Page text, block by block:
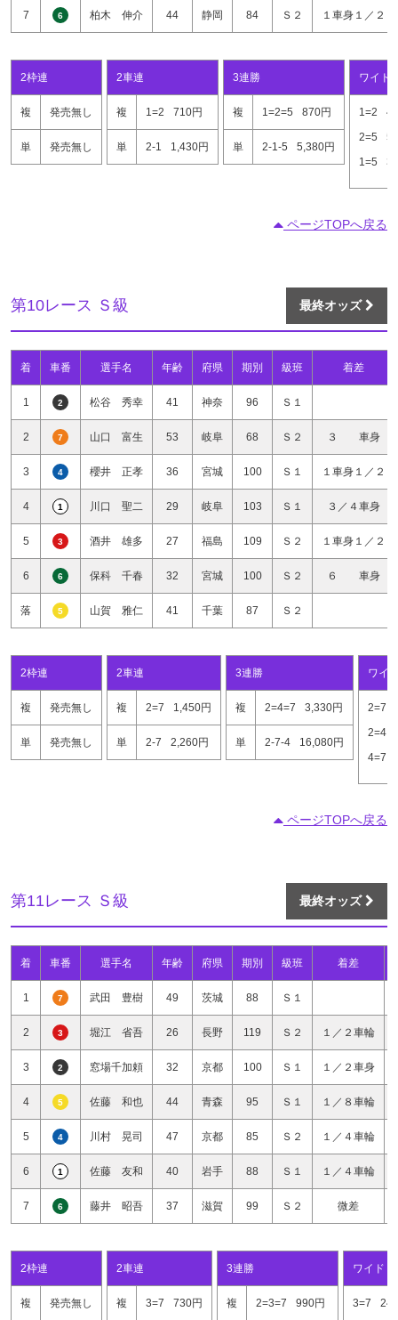
7 6 柏木 伸介 44 静岡 84 Ｓ２ １車身１／２
2枠連
複 発売無し
単 発売無し
2車連
複 1=2 710円
単 2-1 1,430円
3連勝
複 1=2=5 870円
単 2-1-5 5,380円
ワイド
1=2
2=5
1=5
ページTOPへ戻る
第10レース Ｓ級 最終オッズ
着 車番 選手名 年齢 府県 期別 級班 着差
1 2 松谷 秀幸 41 神奈 96 Ｓ１
2 7 山口 富生 53 岐阜 68 Ｓ２ ３ 車身
3 4 櫻井 正孝 36 宮城 100 Ｓ１ １車身１／２
4 1 川口 聖二 29 岐阜 103 Ｓ１ ３／４車身
5 3 酒井 雄多 27 福島 109 Ｓ２ １車身１／２
6 6 保科 千春 32 宮城 100 Ｓ２ ６ 車身
落 5 山賀 雅仁 41 千葉 87 Ｓ２
2枠連
複 発売無し
単 発売無し
2車連
複 2=7 1,450円
単 2-7 2,260円
3連勝
複 2=4=7 3,330円
単 2-7-4 16,080円
ワイ
2=7
2=4
4=7
ページTOPへ戻る
第11レース Ｓ級 最終オッズ
着 車番 選手名 年齢 府県 期別 級班 着差
1 7 武田 豊樹 49 茨城 88 Ｓ１
2 3 堀江 省吾 26 長野 119 Ｓ２ １／２車輪
3 2 窓場千加頼 32 京都 100 Ｓ１ １／２車身
4 5 佐藤 和也 44 青森 95 Ｓ１ １／８車輪
5 4 川村 晃司 47 京都 85 Ｓ２ １／４車輪
6 1 佐藤 友和 40 岩手 88 Ｓ１ １／４車輪
7 6 藤井 昭吾 37 滋賀 99 Ｓ２ 微差
2枠連
複 発売無し
2車連
複 3=7 730円
3連勝
複 2=3=7 990円
ワイド
3=7